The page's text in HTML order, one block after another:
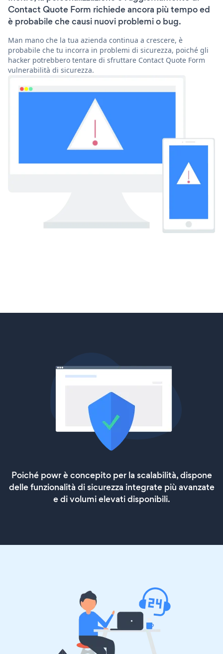
Contact Quote Form richiede ancora più tempo ed
è probabile che causi nuovi problemi o bug.
Man mano che la tua azienda continua a crescere, è
probabile che tu incorra in problemi di sicurezza, poiché gli
hacker potrebbero tentare di sfruttare Contact Quote Form
vulnerabilità di sicurezza.
Poiché powr è concepito per la scalabilità, dispone
delle funzionalità di sicurezza integrate più avanzate
e di volumi elevati disponibili.